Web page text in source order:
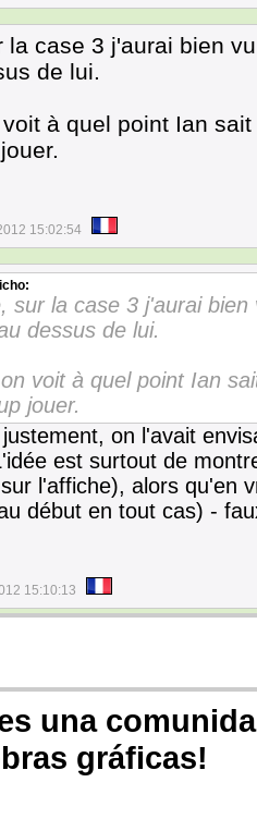
la case 3 j'aurai bien
de lui.
à quel point Ian
15:02:54
sur la case 3 j'aurai
dessus de lui.
voit à quel point Ian
jouer.
on l'avait
est surtout de
l'affiche), alors qu'en
début en tout cas) -
15:10:13
una
gráficas!